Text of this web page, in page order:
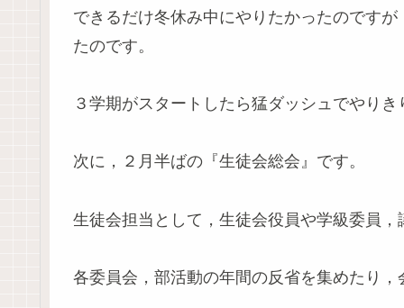
できるだけ冬休み中にやりたかったのです
たのです。
３学期がスタートしたら猛ダッシュでやりき
次に，２月半ばの『生徒会総会』です。
生徒会担当として，生徒会役員や学級委員
各委員会，部活動の年間の反省を集めたり